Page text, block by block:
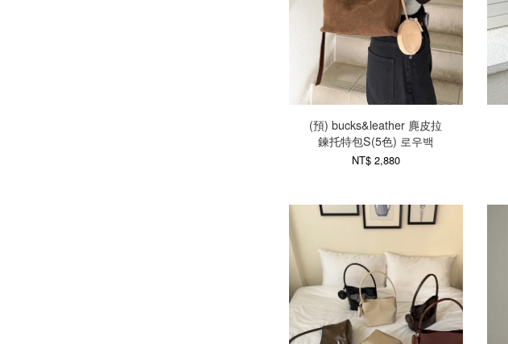
(預) bucks&leather 麂皮拉
鍊托特包S(5色) 로우백
NT$ 2,880